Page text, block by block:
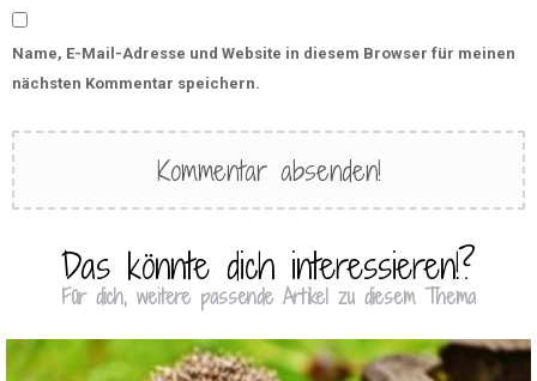
Name, E-Mail-Adresse und Website in diesem Browser für meinen
nächsten Kommentar speichern.
Das könnte dich interessieren!?
Für dich, weitere passende Artikel zu diesem Thema